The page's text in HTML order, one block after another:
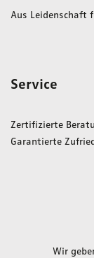
Aus Leidenschaft
Service
Zertifizierte
Garantierte
Wir